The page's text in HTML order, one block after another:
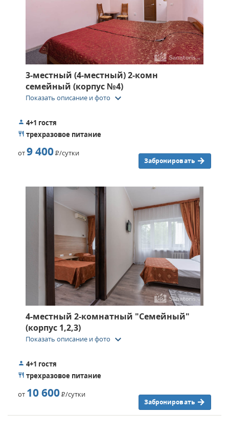
3-местный (4-местный) 2-комн
семейный (корпус №4)
Показать описание и фото keyboard_arrow_down
4+1 гостя
трехразовое питание
от9 400Р/сутки
Забронировать
4-местный 2-комнатный "Семейный"
(корпус 1,2,3)
Показать описание и фото keyboard_arrow_down
4+1 гостя
трехразовое питание
от 10 600Р/сутки
Забронировать